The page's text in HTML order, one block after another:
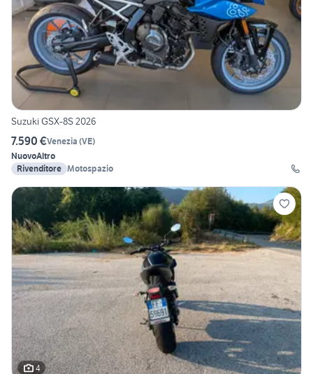
Suzuki GSX-8S 2026
7.590 €Venezia (VE)
NuovoAltro
Rivenditore Motospazio
4